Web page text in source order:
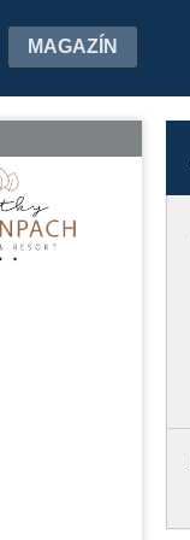
MAGAZÍN